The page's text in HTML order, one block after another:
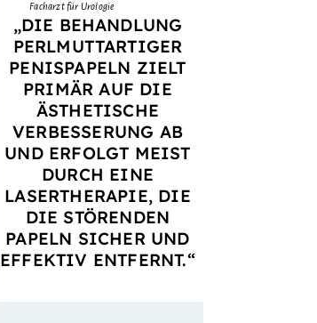
Facharzt für Urologie
„DIE BEHANDLUNG
PERLMUTTARTIGER
PENISPAPELN ZIELT
PRIMÄR AUF DIE
ÄSTHETISCHE
VERBESSERUNG AB
UND ERFOLGT MEIST
DURCH EINE
LASERTHERAPIE, DIE
DIE STÖRENDEN
PAPELN SICHER UND
EFFEKTIV ENTFERNT.“